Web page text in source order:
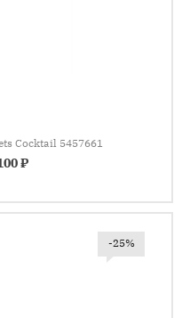
Cocktail 5457661
₽
-25%